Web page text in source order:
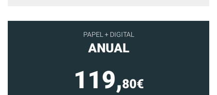
PAPEL + DIGITAL
ANUAL
119,80€